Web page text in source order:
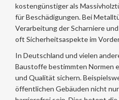
kostengünstiger als
für Beschädigungen. Bei
Verarbeitung der Scharniere
oft Sicherheitsaspekte im
In Deutschland und vielen
Baustoffe bestimmten Normen
und Qualität sichern.
öffentlichen Gebäuden nicht